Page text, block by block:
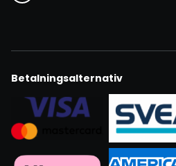
Betalningsalternativ